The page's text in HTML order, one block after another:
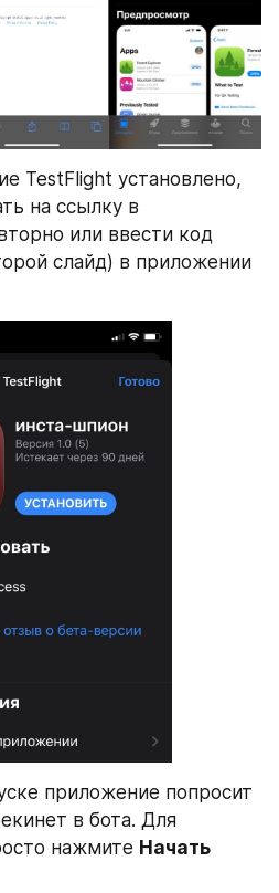
TestFlight установлено,
на ссылку в
или ввести код
слайд) в приложении
приложение попросит
в бота. Для
нажмите Начать